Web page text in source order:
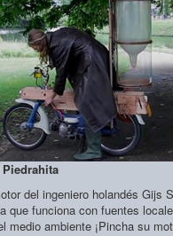
del ingeniero holandés Gijs
que funciona con fuentes
medio ambiente ¡Pincha su